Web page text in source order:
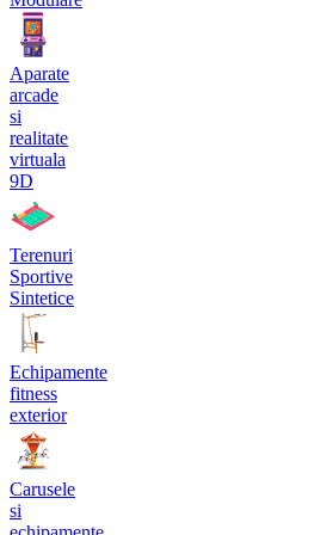
Aparate
arcade
si
realitate
virtuala
9D
Terenuri
Sportive
Sintetice
Echipamente
fitness
exterior
Carusele
si